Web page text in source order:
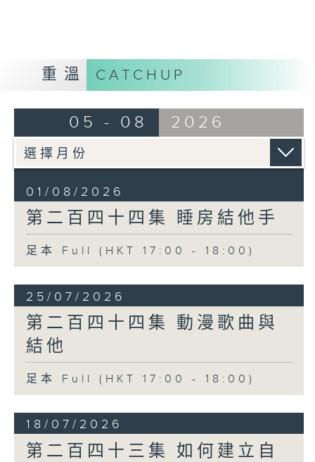
重溫 CATCHUP
05 - 08 2026
01/08/2026
第二百四十四集 睡房結他手
足本 Full (HKT 17:00 - 18:00)
25/07/2026
第二百四十四集 動漫歌曲與
結他
足本 Full (HKT 17:00 - 18:00)
18/07/2026
第二百四十三集 如何建立自